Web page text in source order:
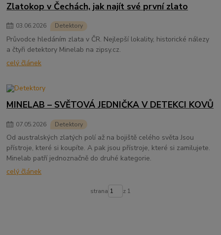
Zlatokop v Čechách, jak najít své první zlato
03.06.2026 Detektory
Průvodce hledáním zlata v ČR. Nejlepší lokality, historické nálezy
a čtyři detektory Minelab na zipsy.cz.
celý článek
MINELAB – SVĚTOVÁ JEDNIČKA V DETEKCI KOVŮ
07.05.2026 Detektory
Od australských zlatých polí až na bojiště celého světa Jsou
přístroje, které si koupíte. A pak jsou přístroje, které si zamilujete.
Minelab patří jednoznačně do druhé kategorie.
celý článek
strana z 1